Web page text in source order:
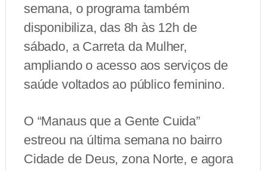
semana, o programa também
disponibiliza, das 8h às 12h de
sábado, a Carreta da Mulher,
ampliando o acesso aos serviços de
saúde voltados ao público feminino.
O “Manaus que a Gente Cuida”
estreou na última semana no bairro
Cidade de Deus, zona Norte, e agora